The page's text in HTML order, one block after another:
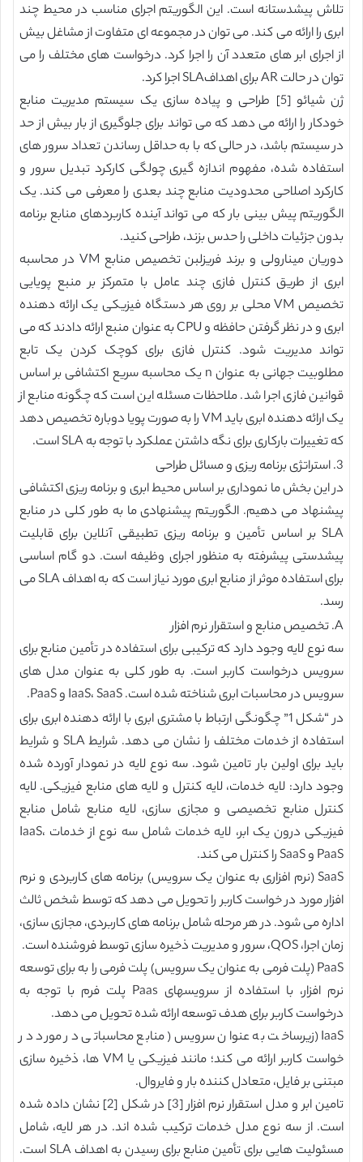
تلاش پیشدستانه است. این الگوریتم اجرای مناسب در محیط چند
ابری را ارائه می کند. می توان در مجموعه ای متفاوت از مشاغل بیش
از اجرای ابر های متعدد آن را اجرا کرد. درخواست های مختلف را می
توان در حالت AR برای اهدافSLA اجرا کرد.
ژن شیائو [5] طراحی و پیاده سازی یک سیستم مدیریت منابع
خودکار را ارائه می دهد که می تواند برای جلوگیری از بار بیش از حد
در سیستم باشد، در حالی که با به حداقل رساندن تعداد سرور های
استفاده شده، مفهوم اندازه گیری چولگی کارکرد تبدیل سرور و
کارکرد اصلاحی محدودیت منابع چند بعدی را معرفی می کند. یک
الگوریتم پیش بینی بار که می تواند آینده کاربردهای منابع برنامه
بدون جزئیات داخلی را حدس بزند، طراحی کنید.
دوریان مینارولی و برند فریزلبن تخصیص منابع VM در محاسبه
ابری از طریق کنترل فازی چند عامل با متمرکز بر منبع پویایی
تخصیص VM محلی بر روی هر دستگاه فیزیکی یک ارائه دهنده
ابری و در نظر گرفتن حافظه و CPU به عنوان منبع ارائه دادند که می
تواند مدیریت شود. کنترل فازی برای کوچک کردن یک تابع
مطلوبیت جهانی به عنوان n یک محاسبه سریع اکتشافی بر اساس
قوانین فازی اجرا شد. ملاحظات مسئله این است که چگونه منابع از
یک ارائه دهنده ابری باید VM را به صورت پویا دوباره تخصیص دهد
که تغییرات بارکاری برای نگه داشتن عملکرد با توجه به SLA است.
3. استراتژی برنامه ریزی و مسائل طراحی
در این بخش ما نموداری بر اساس محیط ابری و برنامه ریزی اکتشافی
پیشنهاد می دهیم. الگوریتم پیشنهادی ما به طور کلی در منابع
SLA بر اساس تأمین و برنامه ریزی تطبیقی آنلاین برای قابلیت
پیشدستی پیشرفته به منظور اجرای وظیفه است. دو گام اساسی
برای استفاده موثر از منابع ابری مورد نیاز است که به اهداف SLA می
رسد.
A. تخصیص منابع و استقرار نرم افزار
سه نوع لایه وجود دارد که ترکیبی برای استفاده در تأمین منابع برای
سرویس درخواست کاربر است. به طور کلی به عنوان مدل های
سرویس در محاسبات ابری شناخته شده است. IaaS، SaaS و PaaS.
در “شکل 1” چگونگی ارتباط با مشتری ابری با ارائه دهنده ابری برای
استفاده از خدمات مختلف را نشان می دهد. شرایط SLA و شرایط
باید برای اولین بار تامین شود. سه نوع لایه در نمودار آورده شده
وجود دارد: لایه خدمات، لایه کنترل و لایه های منابع فیزیکی. لایه
کنترل منابع تخصیصی و مجازی سازی، لایه منابع شامل منابع
فیزیکی درون یک ابر، لایه خدمات شامل سه نوع از خدمات IaaS،
PaaS و SaaS را کنترل می کند.
SaaS (نرم افزاری به عنوان یک سرویس) برنامه های کاربردی و نرم
افزار مورد در خواست کاربر را تحویل می دهد که توسط شخص ثالث
اداره می شود. در هر مرحله شامل برنامه های کاربردی، مجازی سازی،
زمان اجرا، QOS، سرور و مدیریت ذخیره سازی توسط فروشنده است.
PaaS (پلت فرمی به عنوان یک سرویس) پلت فرمی را به برای توسعه
نرم افزار، با استفاده از سرویسهای Paas پلت فرم با توجه به
درخواست کاربر برای هدف توسعه ارائه شده تحویل می دهد.
IaaS (زیرساخت به عنوان سرویس( منابع محاسباتی در مورد در
خواست کاربر ارائه می کند؛ مانند فیزیکی یا VM ها، ذخیره سازی
مبتنی بر فایل، متعادل کننده بار و فایروال.
تامین ابر و مدل استقرار نرم افزار [3] در شکل [2] نشان داده شده
است. از سه نوع مدل خدمات ترکیب شده اند. در هر لایه، شامل
مسئولیت هایی برای تأمین منابع برای رسیدن به اهداف SLA است.